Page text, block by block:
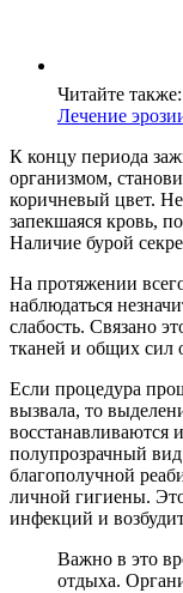
Читайте также:
Лечение
К концу периода
организмом,
коричневый цвет.
запекшаяся кровь,
Наличие бурой
На протяжении
наблюдаться
слабость. Связано
тканей и общих сил
Если процедура
вызвала, то
восстанавливаются
полупрозрачный
благополучной
личной гигиены.
инфекций и
Важно в это
отдыха.